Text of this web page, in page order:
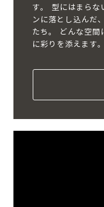
す。 型にはまらな
ンに落とし込んだ
たち。 どんな空間
に彩りを添えます。